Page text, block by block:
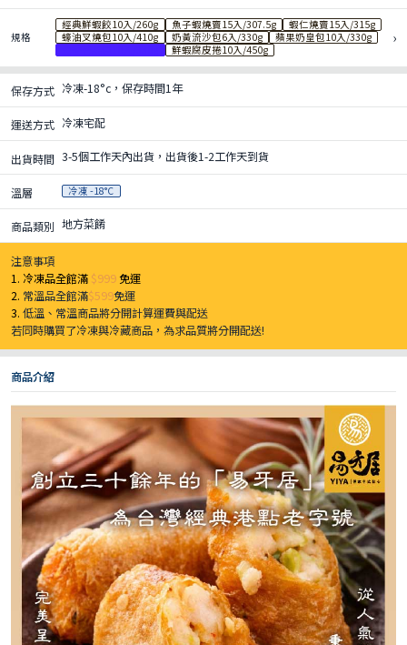
規格
經典鮮蝦餃10入/260g 魚子蝦燒賣15入/307.5g
蝦仁燒賣15入/315g
蠔油叉燒包10入/410g
奶黃流沙包6入/330g
蘋果奶皇包10入/330g
鮮蝦腐皮捲10入/450g
›
保存方式 冷凍-18°c，保存時間1年
運送方式 冷凍宅配
出貨時間 3-5個工作天內出貨，出貨後1-2工作天到貨
溫層 冷凍 -18°C
商品類別 地方菜餚
注意事項
1. 冷凍品全館滿 $999免運
2. 常溫品全館滿$599免運
3.低溫、常溫商品將分開計算運費與配送
若同時購買了冷凍與冷藏商品，為求品質將分開配送!
商品介紹